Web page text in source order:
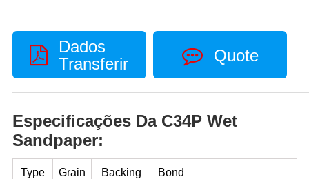
Dados
Transferir
Quote
Especificações Da C34P Wet
Sandpaper:
Type Grain Backing Bond